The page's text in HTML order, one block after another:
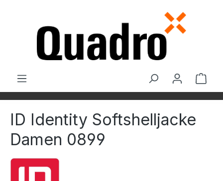
ID Identity Softshelljacke
Damen 0899